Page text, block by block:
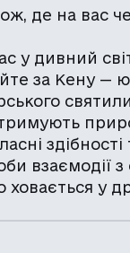
де на вас
у дивний
за Кену —
здібності
взаємодії з
у